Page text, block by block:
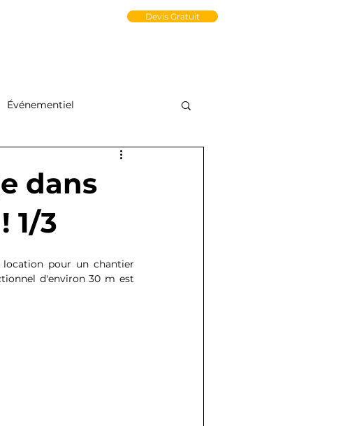
Devis Gratuit
Événementiel
dans
1/3
pour un chantier
d'environ 30 m est